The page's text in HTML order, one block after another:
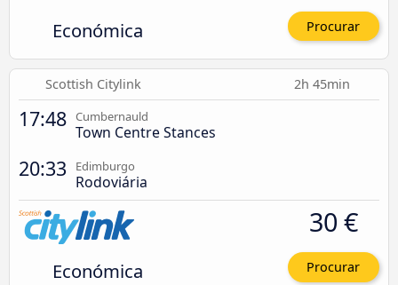
Económica Procurar
Scottish Citylink 2h 45min
17:48 Cumbernauld
Town Centre Stances
20:33 Edimburgo
Rodoviária
Económica
30 €
Procurar